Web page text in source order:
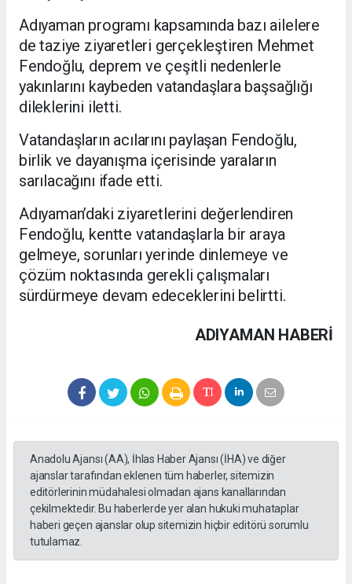
Adıyaman programı kapsamında bazı ailelere
de taziye ziyaretleri gerçekleştiren Mehmet
Fendoğlu, deprem ve çeşitli nedenlerle
yakınlarını kaybeden vatandaşlara başsağlığı
dileklerini iletti.
Vatandaşların acılarını paylaşan Fendoğlu,
birlik ve dayanışma içerisinde yaraların
sarılacağını ifade etti.
Adıyaman’daki ziyaretlerini değerlendiren
Fendoğlu, kentte vatandaşlarla bir araya
gelmeye, sorunları yerinde dinlemeye ve
çözüm noktasında gerekli çalışmaları
sürdürmeye devam edeceklerini belirtti.
ADIYAMAN HABERİ
Anadolu Ajansı (AA), İhlas Haber Ajansı (İHA) ve diğer
ajanslar tarafından eklenen tüm haberler, sitemizin
editörlerinin müdahalesi olmadan ajans kanallarından
çekilmektedir. Bu haberlerde yer alan hukuki muhataplar
haberi geçen ajanslar olup sitemizin hiçbir editörü sorumlu
tutulamaz.